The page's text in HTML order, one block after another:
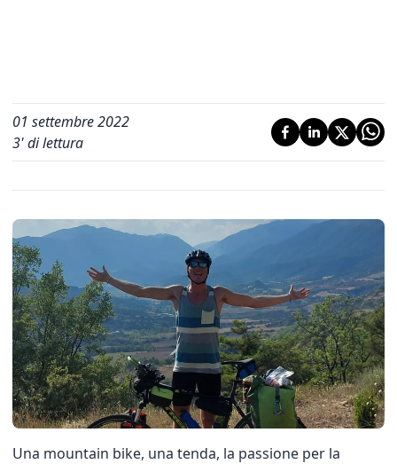
01 settembre 2022
3' di lettura
Una mountain bike, una tenda, la passione per la